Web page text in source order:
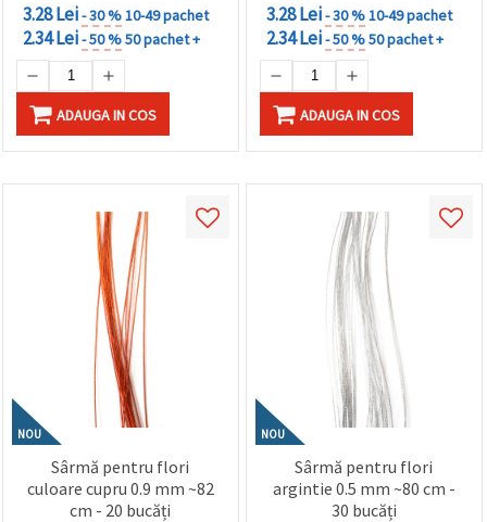
3.28 Lei- 30 %10-49 pachet
2.34 Lei- 50 %50 pachet +
ADAUGA IN COS
3.28 Lei- 30 %10-49 pachet
2.34 Lei- 50 %50 pachet +
ADAUGA IN COS
NOU
Sârmă pentru flori
culoare cupru 0.9 mm ~82
cm - 20 bucăți
NOU
Sârmă pentru flori
argintie 0.5 mm ~80 cm -
30 bucăți